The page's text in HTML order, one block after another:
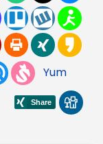
Yum